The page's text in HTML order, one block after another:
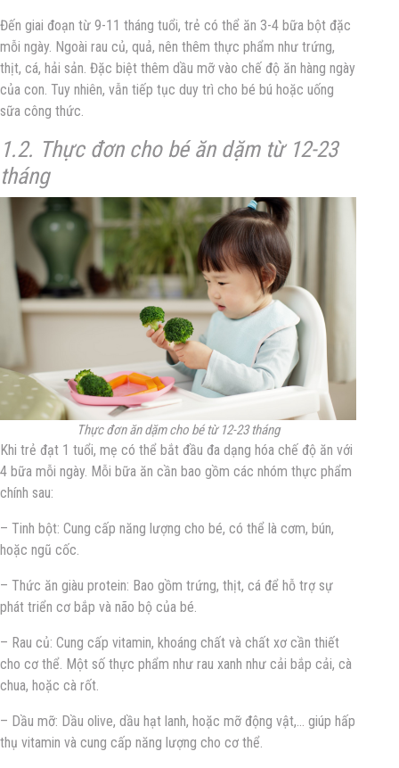
Đến giai đoạn từ 9-11 tháng tuổi, trẻ có thể ăn 3-4 bữa bột đặc
mỗi ngày. Ngoài rau củ, quả, nên thêm thực phẩm như trứng,
thịt, cá, hải sản. Đặc biệt thêm dầu mỡ vào chế độ ăn hàng ngày
của con. Tuy nhiên, vẫn tiếp tục duy trì cho bé bú hoặc uống
sữa công thức.
1.2. Thực đơn cho bé ăn dặm từ 12-23
tháng
Thực đơn ăn dặm cho bé từ 12-23 tháng
Khi trẻ đạt 1 tuổi, mẹ có thể bắt đầu đa dạng hóa chế độ ăn với
4 bữa mỗi ngày. Mỗi bữa ăn cần bao gồm các nhóm thực phẩm
chính sau:
– Tinh bột: Cung cấp năng lượng cho bé, có thể là cơm, bún,
hoặc ngũ cốc.
– Thức ăn giàu protein: Bao gồm trứng, thịt, cá để hỗ trợ sự
phát triển cơ bắp và não bộ của bé.
– Rau củ: Cung cấp vitamin, khoáng chất và chất xơ cần thiết
cho cơ thể. Một số thực phẩm như rau xanh như cải bắp cải, cà
chua, hoặc cà rốt.
– Dầu mỡ: Dầu olive, dầu hạt lanh, hoặc mỡ động vật,… giúp hấp
thụ vitamin và cung cấp năng lượng cho cơ thể.